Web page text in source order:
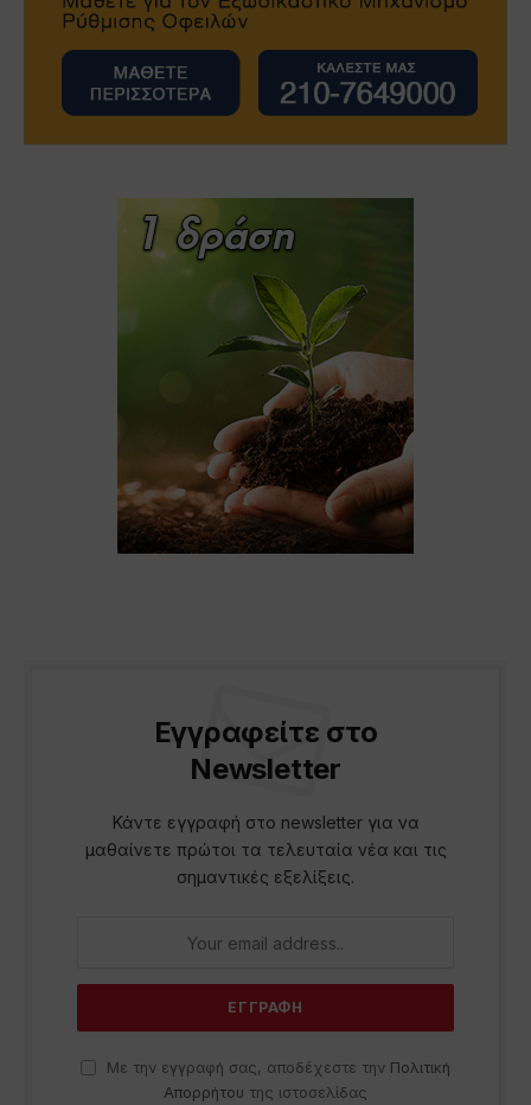
Εγγραφείτε στο
Newsletter
Κάντε εγγραφή στο newsletter για να
μαθαίνετε πρώτοι τα τελευταία νέα και τις
σημαντικές εξελίξεις.
Με την εγγραφή σας, αποδέχεστε την Πολιτική
Απορρήτου της ιστοσελίδας